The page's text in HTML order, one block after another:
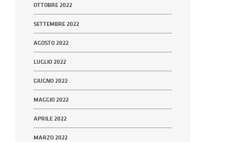
OTTOBRE 2022
SETTEMBRE 2022
AGOSTO 2022
LUGLIO 2022
GIUGNO 2022
MAGGIO 2022
APRILE 2022
MARZO 2022